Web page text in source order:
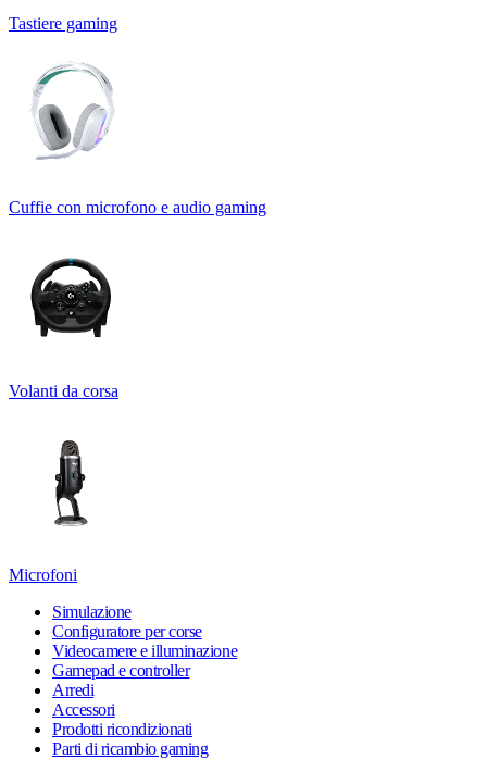
Tastiere gaming
Cuffie con microfono e audio gaming
Volanti da corsa
Microfoni
Simulazione
Configuratore per corse
Videocamere e illuminazione
Gamepad e controller
Arredi
Accessori
Prodotti ricondizionati
Parti di ricambio gaming